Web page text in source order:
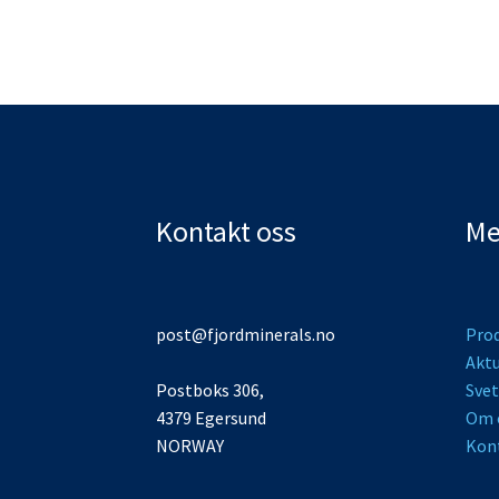
Kontakt oss
post@fjordminerals.no
Postboks 306,
4379 Egersund
NORWAY
Om